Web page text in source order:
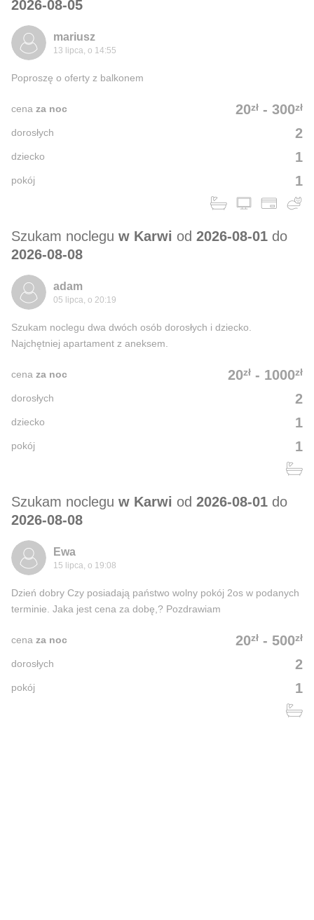
2026-08-05
mariusz
13 lipca, o 14:55
Poproszę o oferty z balkonem
20zł - 300zł
cena za noc
2
dorosłych
1
dziecko
1
pokój
Szukam noclegu w Karwi od 2026-08-01 do
2026-08-08
adam
05 lipca, o 20:19
Szukam noclegu dwa dwóch osób dorosłych i dziecko.
Najchętniej apartament z aneksem.
20zł - 1000zł
cena za noc
2
dorosłych
1
dziecko
1
pokój
Szukam noclegu w Karwi od 2026-08-01 do
2026-08-08
Ewa
15 lipca, o 19:08
Dzień dobry Czy posiadają państwo wolny pokój 2os w podanych
terminie. Jaka jest cena za dobę,? Pozdrawiam
20zł - 500zł
cena za noc
2
dorosłych
1
pokój